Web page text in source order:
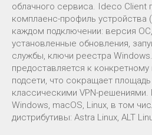
облачного сервиса. Ideco Client
комплаенс-профиль устройства
каждом подключении: версия
установленные обновления,
службы, ключи реестра
предоставляется к
подсети, что сокращает
классическими VPN-
Windows, macOS, Linux, в том
дистрибутивы: Astra Linux, ALT